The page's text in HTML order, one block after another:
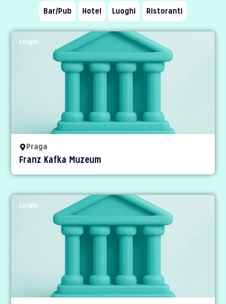
Bar/Pub Hotel Luoghi Ristoranti
Luoghi
Praga
Franz Kafka Muzeum
Luoghi